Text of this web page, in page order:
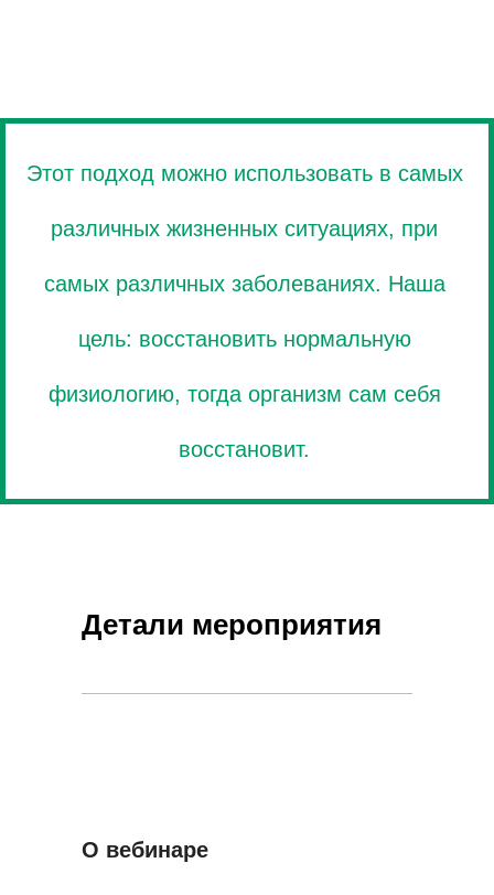
Этот подход можно использовать в самых
различных жизненных ситуациях, при
самых различных заболеваниях. Наша
цель: восстановить нормальную
физиологию, тогда организм сам себя
восстановит.
Детали мероприятия
О вебинаре